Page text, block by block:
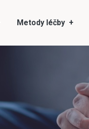
Metody léčby